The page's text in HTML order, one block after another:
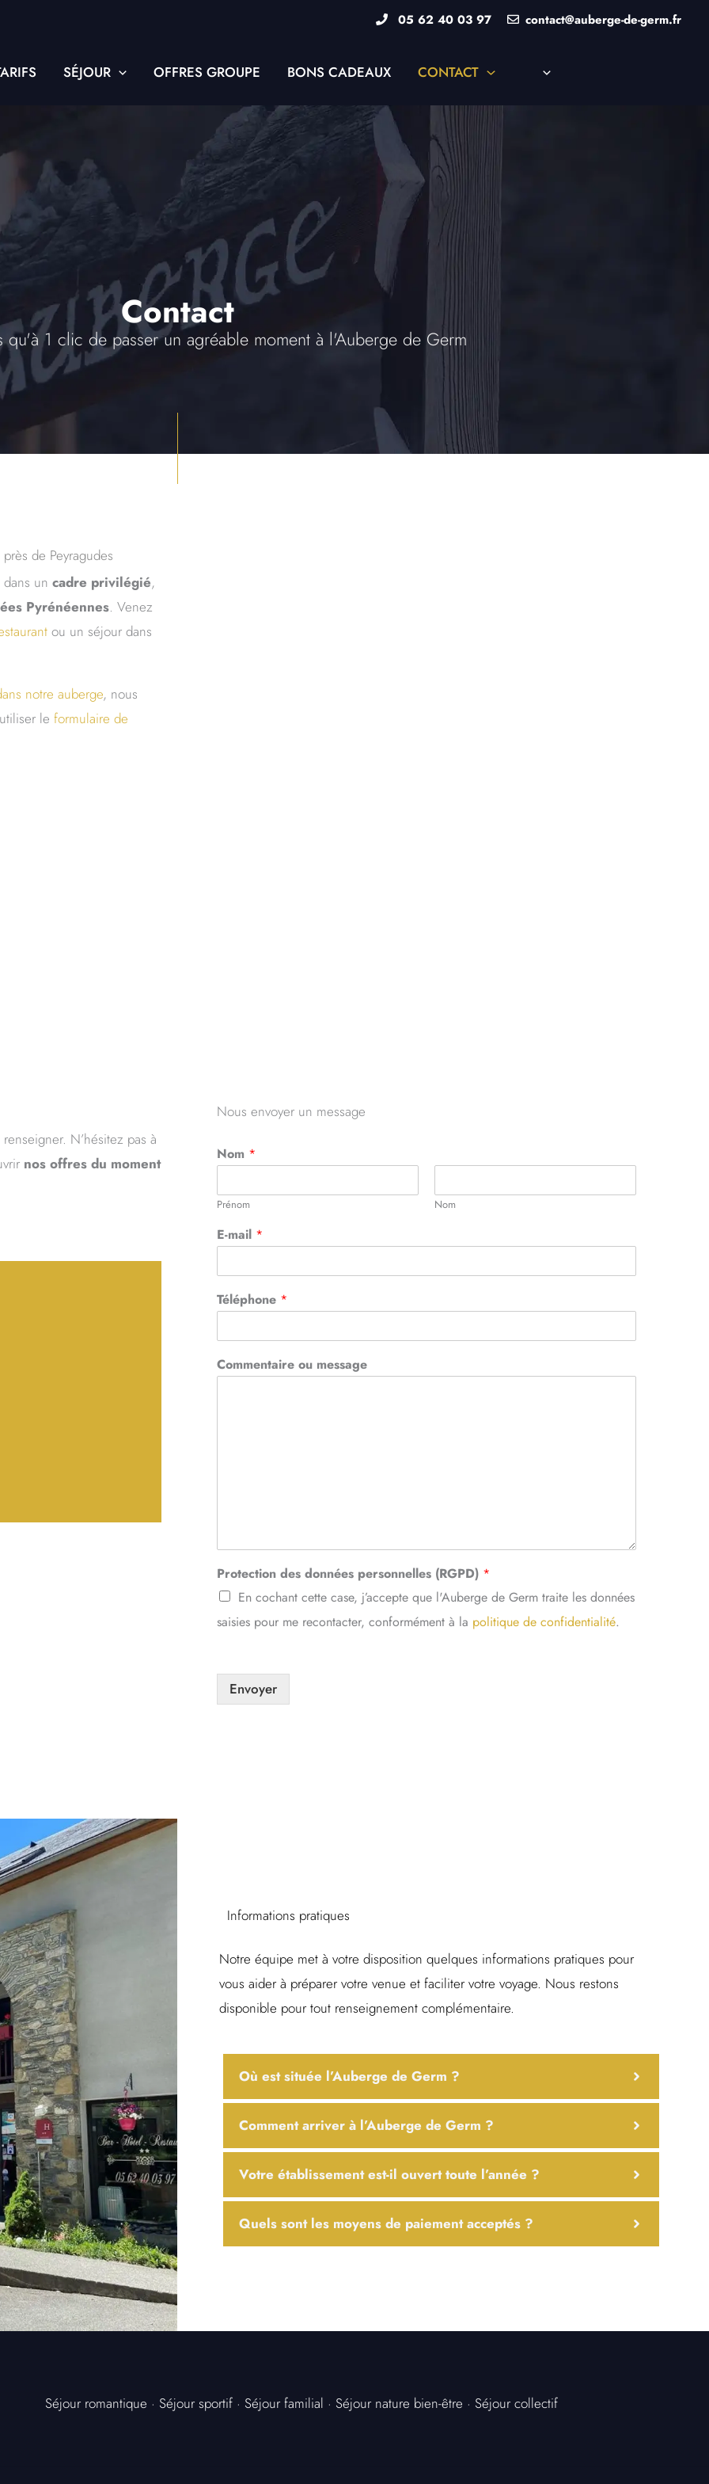
05 62 40 03 97 contact@auberge-de-germ.fr
SÉJOUR OFFRES GROUPE BONS CADEAUX CONTACT
Contact
qu'à 1 clic de passer un agréable moment à l'Auberge de Germ
de Peyragudes
dans un cadre privilégié,
Pyrénéennes. Venez
ou un séjour dans
notre auberge, nous
le formulaire de
N’hésitez pas à
nos offres du moment
Nous envoyer un message
Nom *
Prénom Nom
E-mail *
Téléphone *
Commentaire ou message
Protection des données personnelles (RGPD) *
En cochant cette case, j’accepte que l'Auberge de Germ traite les données
saisies pour me recontacter, conformément à la politique de confidentialité.
Envoyer
Informations pratiques
Notre équipe met à votre disposition quelques informations pratiques pour
vous aider à préparer votre venue et faciliter votre voyage. Nous restons
disponible pour tout renseignement complémentaire.
Où est située l’Auberge de Germ ?
Comment arriver à l’Auberge de Germ ?
Votre établissement est-il ouvert toute l’année ?
Quels sont les moyens de paiement acceptés ?
Séjour romantique · Séjour sportif · Séjour familial · Séjour nature bien-être · Séjour collectif